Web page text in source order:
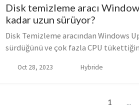
Disk temizleme aracı
kadar uzun sürüyor?
Disk Temizleme aracından Windows
sürdüğünü ve çok fazla CPU
Oct 28, 2023 Hybride
1 ...